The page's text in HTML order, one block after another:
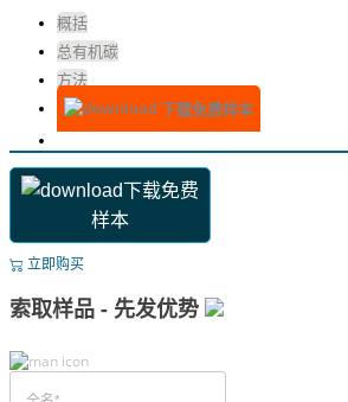
概括
总有机碳
方法
下载免费样本
下载免费
样本
立即购买
索取样品 - 先发优势